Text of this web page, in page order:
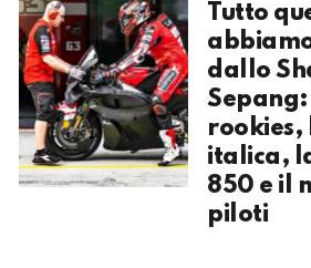
Tutto
dallo
rookies,
italica,
850 e il
piloti